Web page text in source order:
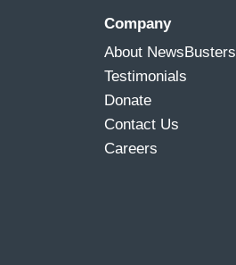
Company
About NewsBusters
Testimonials
Donate
Contact Us
Careers